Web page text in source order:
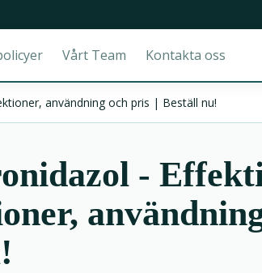
Vårt Team Kontakta oss
användning och pris | Beställ nu!
-